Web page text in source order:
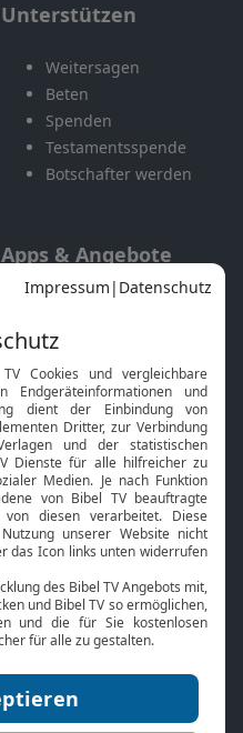
Unterstützen
Weitersagen
Beten
Spenden
Testamentsspende
Botschafter werden
Apps & Angebote
Mobile App
Smart TV
HbbTV
Bibelthek Online-Bibel
Nächster Gottesdienst
Service
Kontakt
TV-Empfang